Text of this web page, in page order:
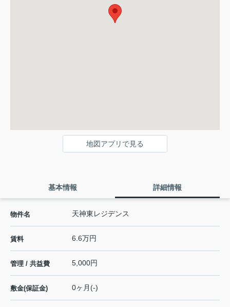
地図アプリで見る
基本情報 詳細情報
物件名 天神東レジデンス
賃料 6.6万円
管理 / 共益費 5,000円
敷金(保証金) 0ヶ月(-)